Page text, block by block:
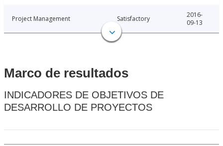
Project Management Satisfactory
2016-
09-13
Marco de resultados
INDICADORES DE OBJETIVOS DE
DESARROLLO DE PROYECTOS